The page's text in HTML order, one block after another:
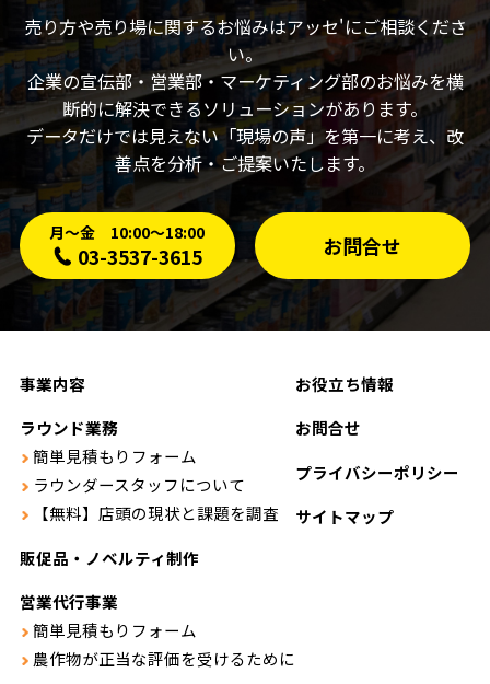
売り方や売り場に関するお悩みはアッセ'にご相談くださ
い。
企業の宣伝部・営業部・マーケティング部のお悩みを横
断的に解決できるソリューションがあります。
データだけでは見えない「現場の声」を第一に考え、改
善点を分析・ご提案いたします。
月〜金 10:00〜18:00
03-3537-3615 お問合せ
事業内容
ラウンド業務
簡単見積もりフォーム
ラウンダースタッフについて
【無料】店頭の現状と課題を調査
販促品・ノベルティ制作
営業代行事業
簡単見積もりフォーム
農作物が正当な評価を受けるために
お役立ち情報
お問合せ
プライバシーポリシー
サイトマップ